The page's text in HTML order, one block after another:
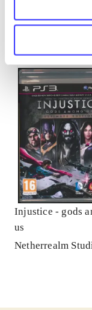
Minder om
Injustice - gods
us
Netherrealm